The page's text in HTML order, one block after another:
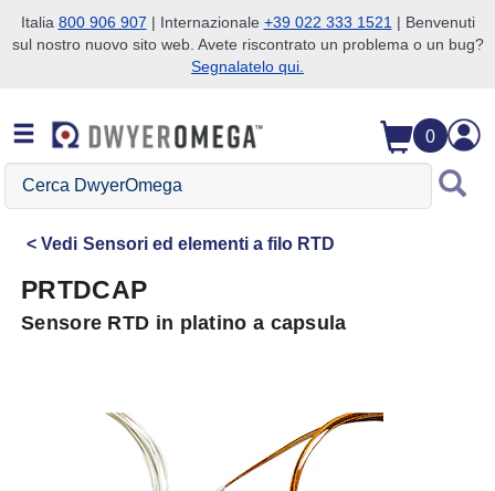
Salta alla ricerca
Salta al contenuto principale
Salta alla navigazione
Italia 800 906 907 | Internazionale +39 022 333 1521 | Benvenuti
sul nostro nuovo sito web. Avete riscontrato un problema o un bug?
Segnalatelo qui.
0
Cerca
DwyerOmega
Vedi Sensori ed elementi a filo RTD
PRTDCAP
Sensore RTD in platino a capsula